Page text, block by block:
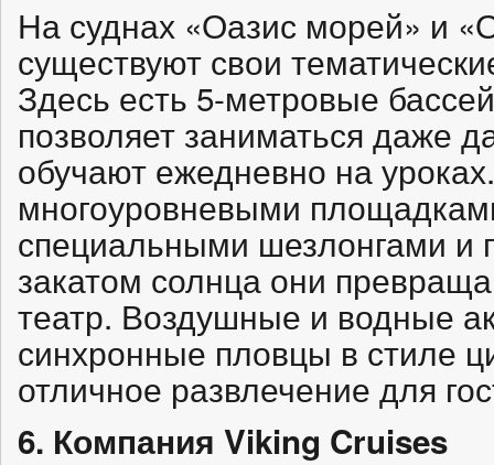
На суднах «Оазис морей» и
существуют свои
Здесь есть 5-метровые
позволяет заниматься даже
обучают ежедневно на
многоуровневыми
специальными шезлонгами и
закатом солнца они
театр. Воздушные и водные
синхронные пловцы в стиле
отличное развлечение для
6. Компания Viking Cruises